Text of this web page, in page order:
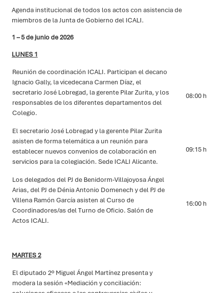
Agenda institucional de todos los actos con asistencia de
miembros de la Junta de Gobierno del ICALI.
1 – 5 de junio de 2026
LUNES 1
Reunión de coordinación ICALI. Participan el decano
Ignacio Gally, la vicedecana Carmen Díaz, el
secretario José Lobregad, la gerente Pilar Zurita, y los
responsables de los diferentes departamentos del
Colegio.
08:00 h
El secretario José Lobregad y la gerente Pilar Zurita
asisten de forma telemática a un reunión para
establecer nuevos convenios de colaboración en
servicios para la colegiación. Sede ICALI Alicante.
09:15 h
Los delegados del PJ de Benidorm-Villajoyosa Ángel
Arias, del PJ de Dénia Antonio Domenech y del PJ de
Villena Ramón García asisten alCurso de
Coordinadores/as del Turno de Oficio. Salón de
Actos ICALI.
16:00 h
MARTES 2
El diputado 2º Miguel Ángel Martínez presenta y
modera la sesión «Mediación y conciliación: